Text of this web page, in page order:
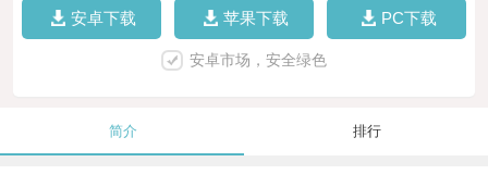
安卓下载 苹果下载 PC下载
安卓市场，安全绿色
简介 排行